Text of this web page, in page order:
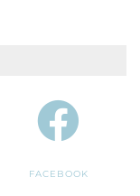
FACEBOOK